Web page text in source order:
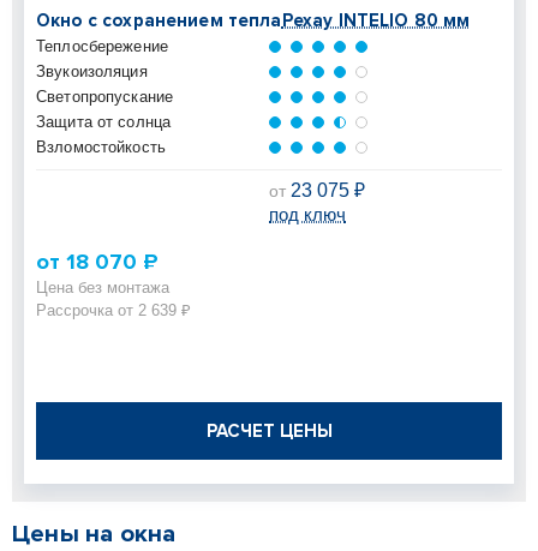
Окно с сохранением теплаРехау INTELIO 80 мм
Теплосбережение
Звукоизоляция
Светопропускание
Защита от солнца
Взломостойкость
от 18 070 ₽
Цена без монтажа
Рассрочка от 2 639 ₽
от 23 075 ₽
под ключ
РАСЧЕТ ЦЕНЫ
Цены на окна